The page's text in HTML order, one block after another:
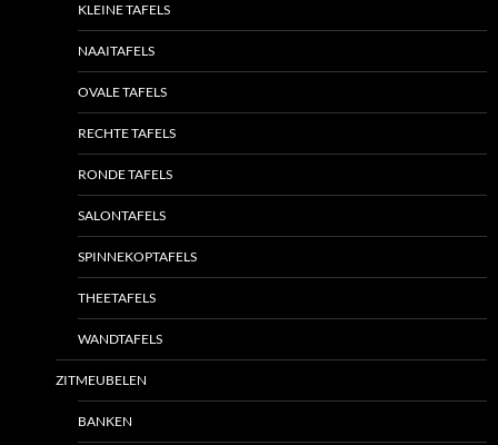
KLEINE TAFELS
NAAITAFELS
OVALE TAFELS
RECHTE TAFELS
RONDE TAFELS
SALONTAFELS
SPINNEKOPTAFELS
THEETAFELS
WANDTAFELS
ZITMEUBELEN
BANKEN